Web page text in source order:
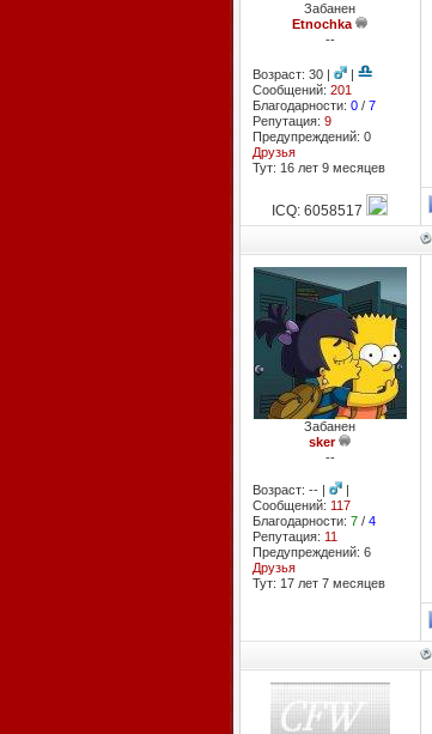
Забанен
Etnochka
--
Возраст: 30 |
|
Сообщений: 201
Благодарности: 0/ 7
Репутация: 9
Предупреждений: 0
Друзья
Тут: 16 лет 9 месяцев
ICQ: 6058517
Забанен
sker
--
Возраст: -- |
|
Сообщений: 117
Благодарности: 7/ 4
Репутация: 11
Предупреждений: 6
Друзья
Тут: 17 лет 7 месяцев